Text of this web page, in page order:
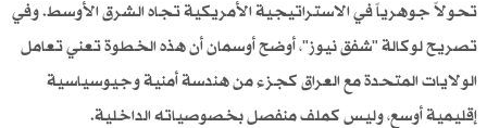
تحولاً جوهرياً في الاستراتيجية الأمريكية تجاه الشرق الأوسط. وفي
تصريح لوكالة "شفق نيوز"، أوضح أوسمان أن هذه الخطوة تعني تعامل
الولايات المتحدة مع العراق كجزء من هندسة أمنية وجيوسياسية
إقليمية أوسع، وليس كملف منفصل بخصوصياته الداخلية.